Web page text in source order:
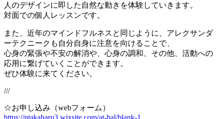
人のデザインに即した自然な動きを体験していきます。
対面での個人レッスンです。
また、近年のマインドフルネスと同じように、アレクサンダ
ーテクニークも自分自身に注意を向けることで、
心身の緊張や不安の解消や、心身の調和、その他、活動への
応用に繋げていくことができます。
ぜひ体験に来てください。
///
☆お申し込み（webフォーム）
https://ntakaharu3.wixsite.com/at-hal/blank-1